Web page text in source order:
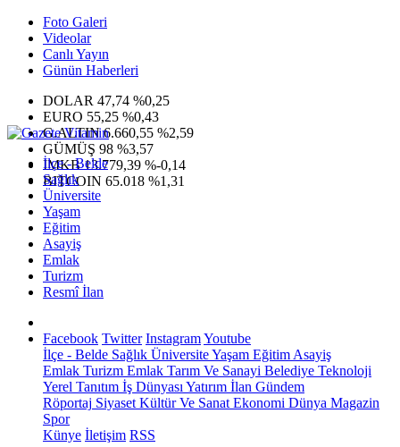
Foto Galeri
Videolar
Canlı Yayın
Günün Haberleri
DOLAR 47,74 %0,25
EURO 55,25 %0,43
G.ALTIN6.660,55 %2,59
GÜMÜŞ 98 %3,57
IMKB13.779,39 %-0,14
BITCOIN 65.018 %1,31
İlçe - Belde
Sağlık
Üniversite
Yaşam
Eğitim
Asayiş
Emlak
Turizm
Resmî İlan
Facebook Twitter InstagramYoutube
İlçe - Belde Sağlık ÜniversiteYaşam Eğitim Asayiş
Emlak Turizm Emlak Tarım Ve Sanayi Belediye Teknoloji
Yerel Tanıtım İş Dünyası Yatırım İlan Gündem
Röportaj Siyaset Kültür Ve Sanat Ekonomi Dünya Magazin
Spor
Künye İletişim RSS